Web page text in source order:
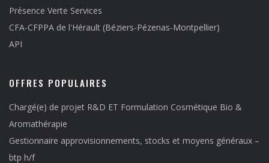
Présence Verte Services
CFA-CFPPA de l'Hérault (Béziers-Pézenas-Montpellier)
API
OFFRES POPULAIRES
Chargé(e) de projet R&D ET Formulation Cosmétique Bio &
Aromathérapie
Gestionnaire approvisionnements, stocks et moyens généraux –
btp h/f